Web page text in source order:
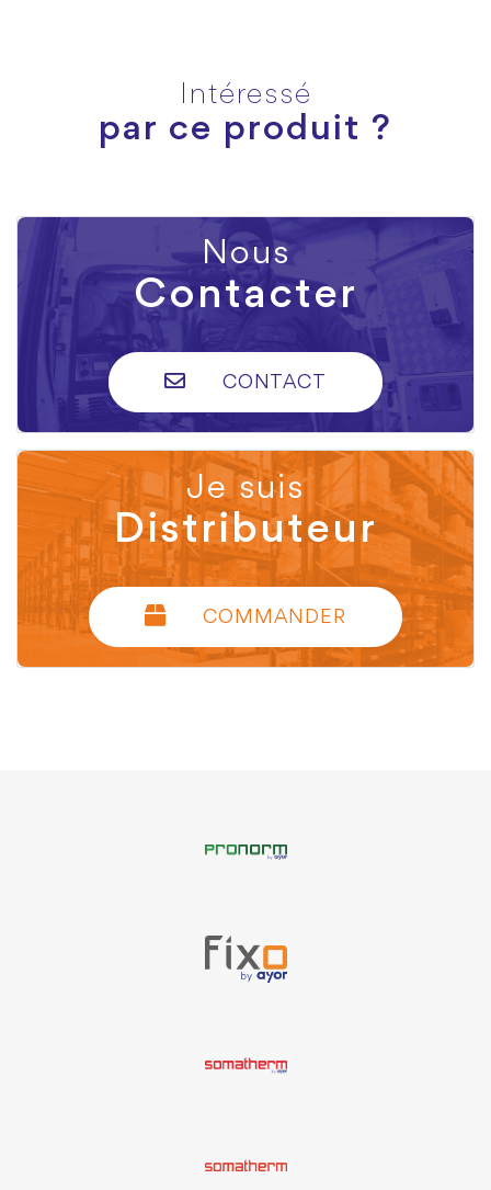
Intéressé
par ce produit ?
Nous
Contacter
CONTACT
Je suis
Distributeur
COMMANDER